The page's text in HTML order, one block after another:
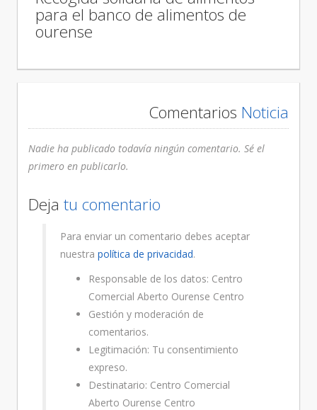
para el banco de alimentos de
ourense
Comentarios Noticia
Nadie ha publicado todavía ningún comentario. Sé el
primero en publicarlo.
Deja tu comentario
Para enviar un comentario debes aceptar
nuestra política de privacidad.
Responsable de los datos: Centro
Comercial Aberto Ourense Centro
Gestión y moderación de
comentarios.
Legitimación: Tu consentimiento
expreso.
Destinatario: Centro Comercial
Aberto Ourense Centro